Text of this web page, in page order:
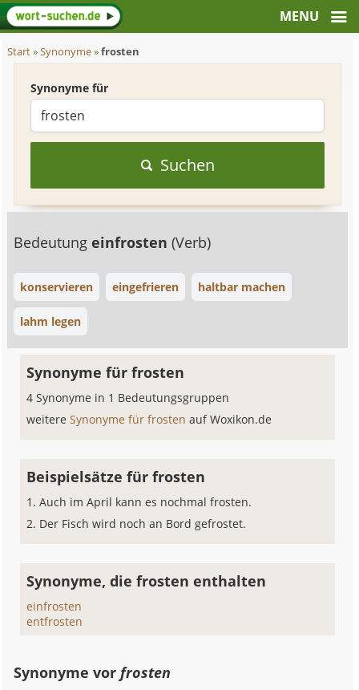
Start»Synonyme»frosten
Synonyme für
Suchen
Bedeutungeinfrosten(Verb)
konservieren eingefrieren haltbar machen
lahm legen
Synonyme für frosten
4 Synonyme in 1 Bedeutungsgruppen
weitereSynonyme für frostenauf Woxikon.de
Beispielsätze für frosten
Auch im April kann es nochmal frosten.
Der Fisch wird noch an Bord gefrostet.
Synonyme, die frosten enthalten
einfrosten
entfrosten
Synonyme vorfrosten